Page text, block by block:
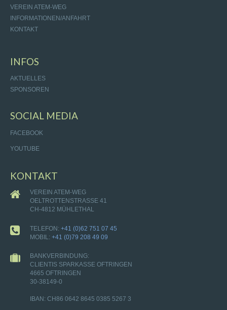
VEREIN ATEM-WEG
INFORMATIONEN/ANFAHRT
KONTAKT
INFOS
AKTUELLES
SPONSOREN
SOCIAL MEDIA
FACEBOOK
YOUTUBE
KONTAKT
VEREIN ATEM-WEG
OELTROTTENSTRASSE 41
CH-4812 MÜHLETHAL
TELEFON: +41 (0)62 751 07 45
MOBIL: +41 (0)79 208 49 09
BANKVERBINDUNG:
CLIENTIS SPARKASSE OFTRINGEN
4665 OFTRINGEN
30-38149-0
IBAN: CH86 0642 8645 0385 5267 3